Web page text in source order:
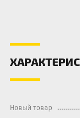
Новый товар